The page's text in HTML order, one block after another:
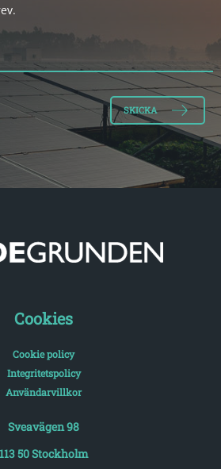
Cookies
Cookie policy
Integritetspolicy
Användarvillkor
Sveavägen 98
113 50 Stockholm